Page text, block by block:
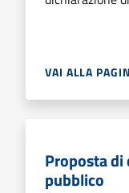
VAI ALLA
Proposta
pubblico